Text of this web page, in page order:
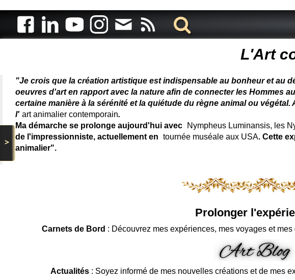
>
L'Art
"Je crois que la création artistique est indispensable au bonheur et au
oeuvres d'art en rapport avec la nature afin de connecter les Hommes
certaine manière à la sérénité et la quiétude du règne animal ou
l' art animalier contemporain.
Ma démarche se prolonge aujourd'hui avec
Nympheus Luminansis, les
de l'impressionniste, actuellement en tournée muséale aux USA. Cette
animalier".
Prolonger
Carnets de Bord : Découvrez mes expériences, mes voyages et
Actualités: Soyez informé de mes nouvelles créations et de mes